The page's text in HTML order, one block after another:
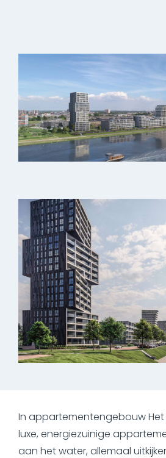
In appartementengebouw Het
luxe, energiezuinige
aan het water, allemaal